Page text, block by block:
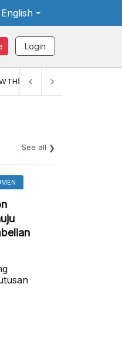
English
Login
(YOY) (Q1)
See all